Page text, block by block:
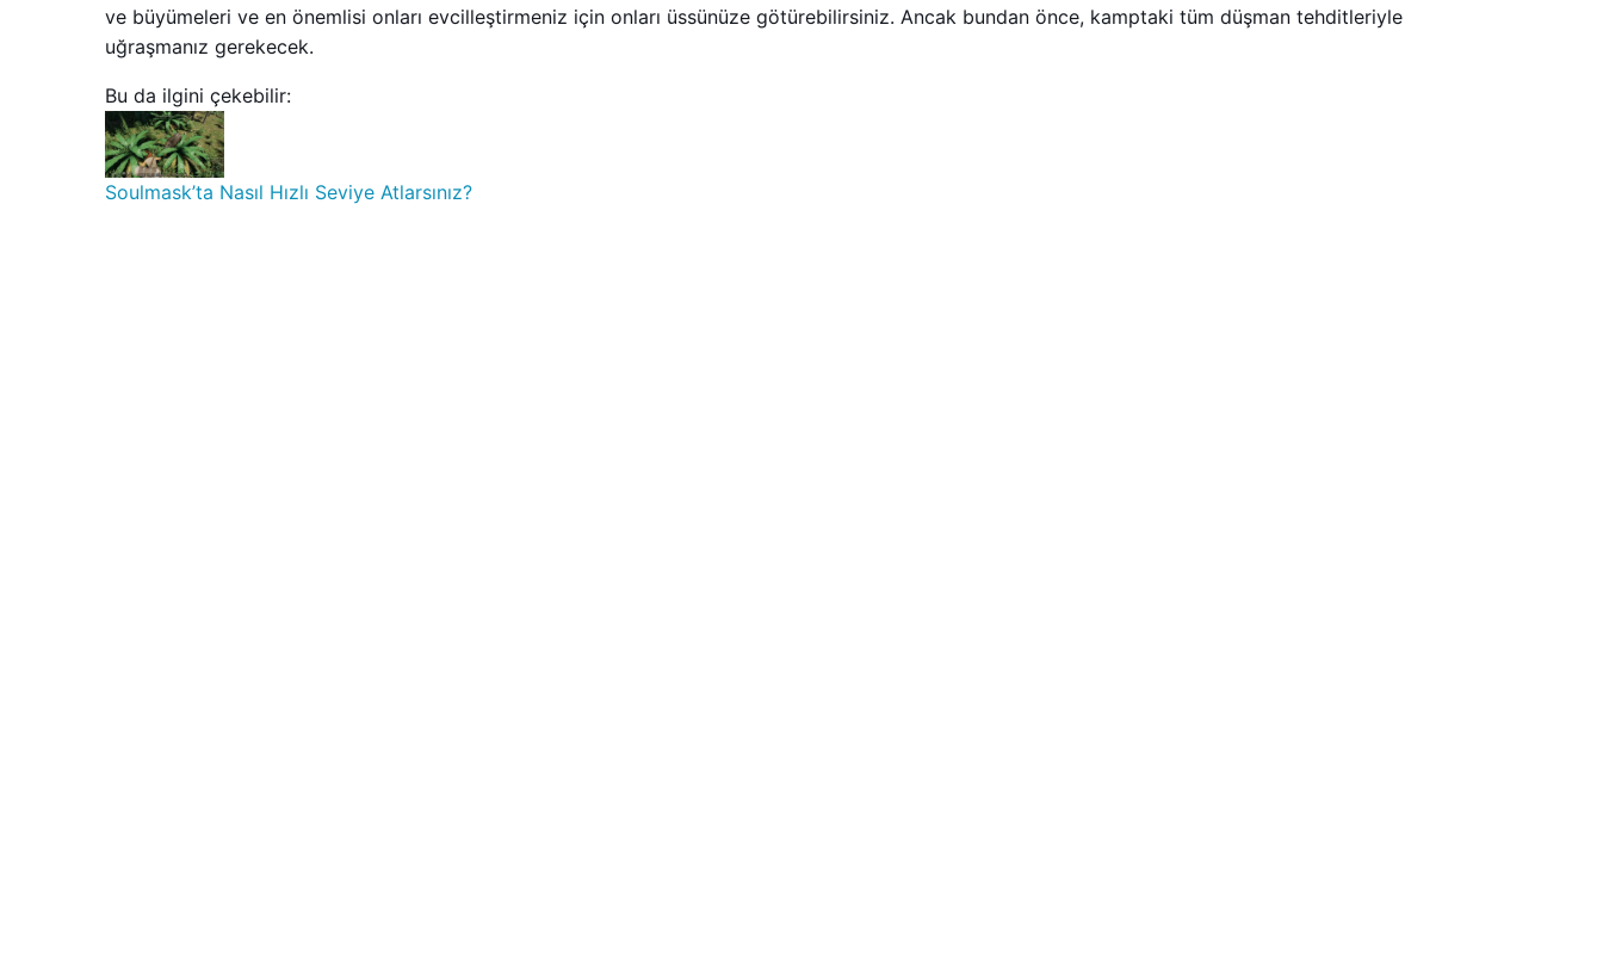
ve büyümeleri ve en önemlisi onları evcilleştirmeniz için onları üssünüze götürebilirsiniz. Ancak bundan önce, kamptaki tüm düşman tehditleriyle
uğraşmanız gerekecek.
Bu da ilgini çekebilir:
Soulmask’ta Nasıl Hızlı Seviye Atlarsınız?